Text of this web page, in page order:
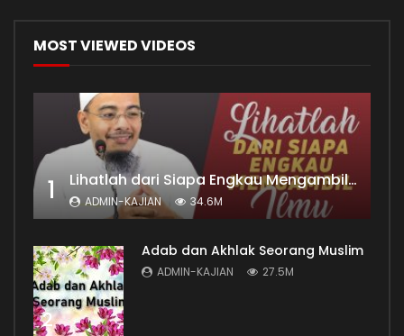
MOST VIEWED VIDEOS
1 Lihatlah dari Siapa Engkau Mengambil Ilmu
ADMIN-KAJIAN 34.6M
2
Adab dan Akhlak Seorang Muslim
ADMIN-KAJIAN 27.5M